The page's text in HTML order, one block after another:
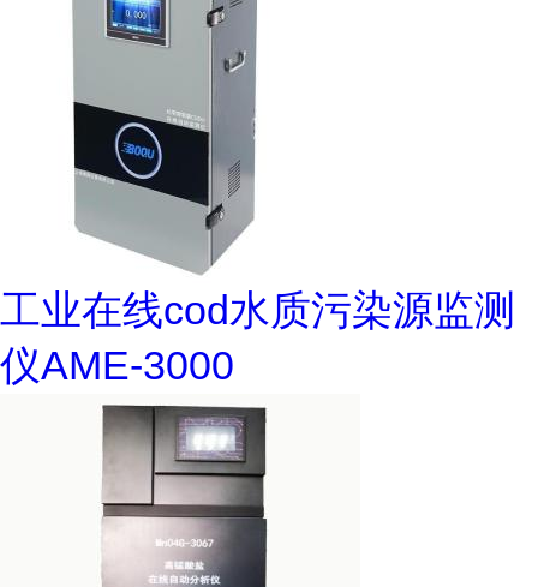
工业在线cod水质污染源监测
仪AME-3000